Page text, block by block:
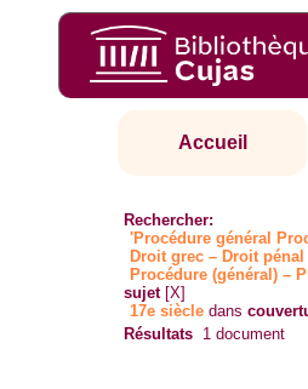
Accueil
Rechercher:
'Procédure général
Droit grec – Droit pénal
Procédure (général) –
sujet [X]
17e siècle dans
Résultats 1 document